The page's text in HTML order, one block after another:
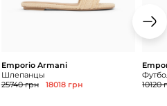
Emporio Armani
Шлепанцы
25740 грн
18018 грн
10120